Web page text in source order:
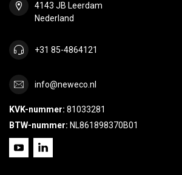
4143 JB Leerdam
Nederland
+31 85-4864121
info@neweco.nl
KVK-nummer: 81033281
BTW-nummer: NL861898370B01